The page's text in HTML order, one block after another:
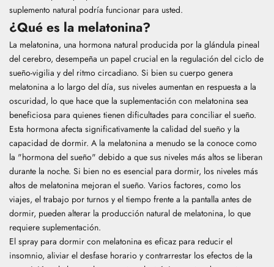
suplemento natural podría funcionar para usted.
¿Qué es la melatonina?
La melatonina, una hormona natural producida por la glándula pineal
del cerebro, desempeña un papel crucial en la regulación del ciclo de
sueño-vigilia y del ritmo circadiano. Si bien su cuerpo genera
melatonina a lo largo del día, sus niveles aumentan en respuesta a la
oscuridad, lo que hace que la suplementación con melatonina sea
beneficiosa para quienes tienen dificultades para conciliar el sueño.
Esta hormona afecta significativamente la calidad del sueño y la
capacidad de dormir. A la melatonina a menudo se la conoce como
la "hormona del sueño" debido a que sus niveles más altos se liberan
durante la noche. Si bien no es esencial para dormir, los niveles más
altos de melatonina mejoran el sueño. Varios factores, como los
viajes, el trabajo por turnos y el tiempo frente a la pantalla antes de
dormir, pueden alterar la producción natural de melatonina, lo que
requiere suplementación.
El spray para dormir con melatonina es eficaz para reducir el
insomnio, aliviar el desfase horario y contrarrestar los efectos de la